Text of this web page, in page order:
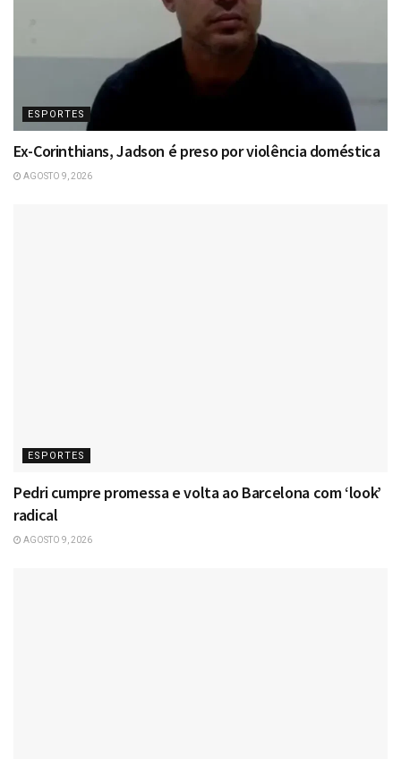
ESPORTES
Ex-Corinthians, Jadson é preso por violência doméstica
AGOSTO 9, 2026
ESPORTES
Pedri cumpre promessa e volta ao Barcelona com ‘look’
radical
AGOSTO 9, 2026